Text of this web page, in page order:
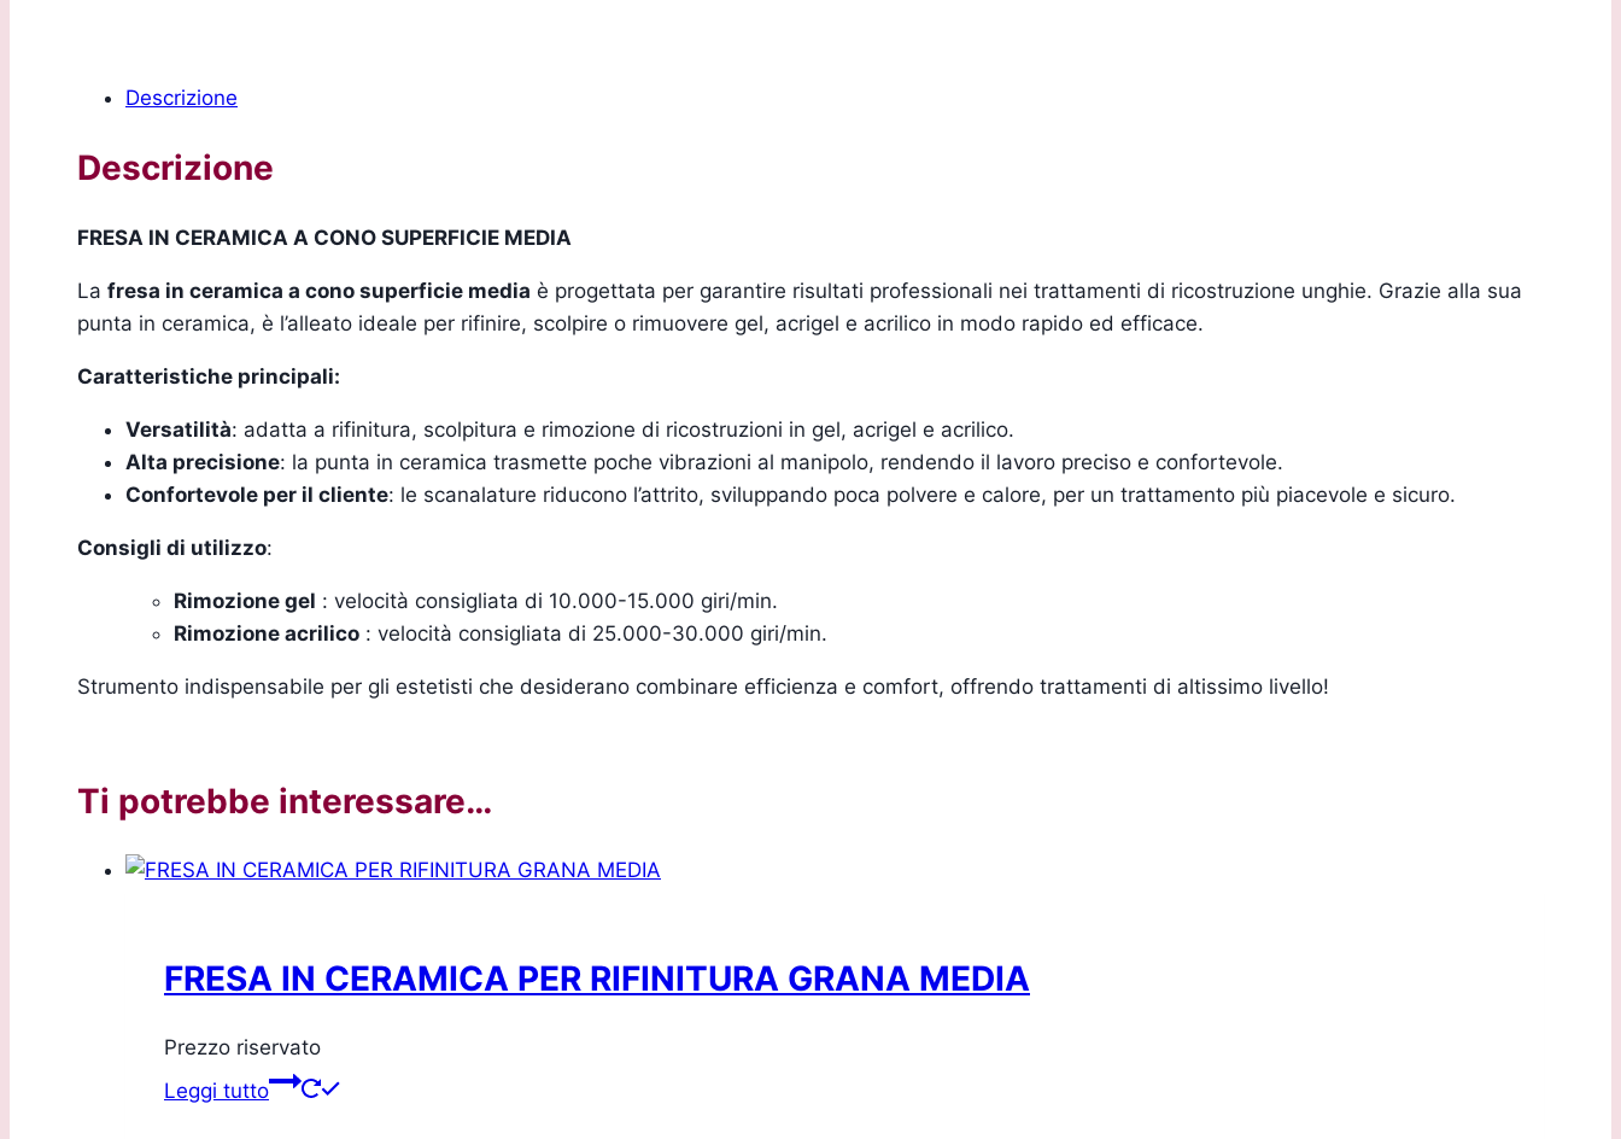
Descrizione
Descrizione
FRESA IN CERAMICA A CONO SUPERFICIE MEDIA
La fresa in ceramica a cono superficie media è progettata per garantire risultati professionali nei trattamenti di ricostruzione unghie. Grazie alla sua
punta in ceramica, è l’alleato ideale per rifinire, scolpire o rimuovere gel, acrigel e acrilico in modo rapido ed efficace.
Caratteristiche principali:
Versatilità: adatta a rifinitura, scolpitura e rimozione di ricostruzioni in gel, acrigel e acrilico.
Alta precisione: la punta in ceramica trasmette poche vibrazioni al manipolo, rendendo il lavoro preciso e confortevole.
Confortevole per il cliente: le scanalature riducono l’attrito, sviluppando poca polvere e calore, per un trattamento più piacevole e sicuro.
Consigli di utilizzo:
Rimozione gel : velocità consigliata di 10.000-15.000 giri/min.
Rimozione acrilico : velocità consigliata di 25.000-30.000 giri/min.
Strumento indispensabile per gli estetisti che desiderano combinare efficienza e comfort, offrendo trattamenti di altissimo livello!
Ti potrebbe interessare…
FRESA IN CERAMICA PER RIFINITURA GRANA MEDIA
Prezzo riservato
Leggi tutto